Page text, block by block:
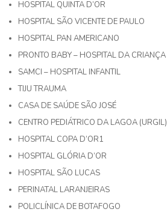
HOSPITAL QUINTA D’OR
HOSPITAL SÃO VICENTE DE PAULO
HOSPITAL PAN AMERICANO
PRONTO BABY – HOSPITAL DA CRIANÇA
SAMCI – HOSPITAL INFANTIL
TIJU TRAUMA
CASA DE SAÚDE SÃO JOSÉ
CENTRO PEDIÁTRICO DA LAGOA (URGIL)
HOSPITAL COPA D’OR1
HOSPITAL GLÓRIA D’OR
HOSPITAL SÃO LUCAS
PERINATAL LARANJEIRAS
POLICLÍNICA DE BOTAFOGO